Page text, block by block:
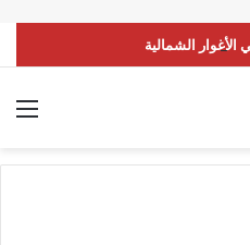
الشمالية